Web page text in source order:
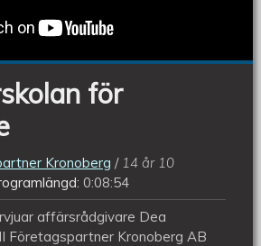
för
Kronoberg
14 år 10
0:08:54
affärsrådgivare Dea
Företagspartner Kronoberg AB